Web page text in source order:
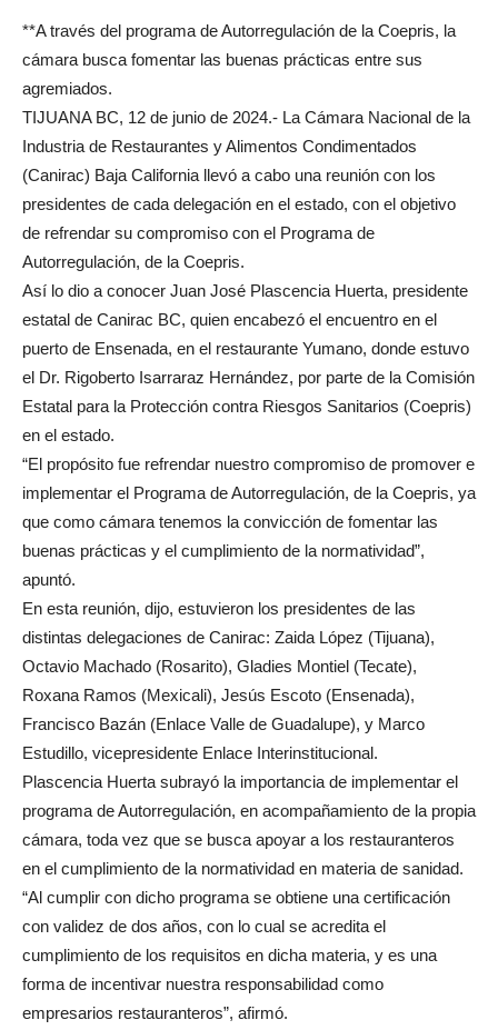
**A través del programa de Autorregulación de la Coepris, la
cámara busca fomentar las buenas prácticas entre sus
agremiados.
TIJUANA BC, 12 de junio de 2024.- La Cámara Nacional de la
Industria de Restaurantes y Alimentos Condimentados
(Canirac) Baja California llevó a cabo una reunión con los
presidentes de cada delegación en el estado, con el objetivo
de refrendar su compromiso con el Programa de
Autorregulación, de la Coepris.
Así lo dio a conocer Juan José Plascencia Huerta, presidente
estatal de Canirac BC, quien encabezó el encuentro en el
puerto de Ensenada, en el restaurante Yumano, donde estuvo
el Dr. Rigoberto Isarraraz Hernández, por parte de la Comisión
Estatal para la Protección contra Riesgos Sanitarios (Coepris)
en el estado.
“El propósito fue refrendar nuestro compromiso de promover e
implementar el Programa de Autorregulación, de la Coepris, ya
que como cámara tenemos la convicción de fomentar las
buenas prácticas y el cumplimiento de la normatividad”,
apuntó.
En esta reunión, dijo, estuvieron los presidentes de las
distintas delegaciones de Canirac: Zaida López (Tijuana),
Octavio Machado (Rosarito), Gladies Montiel (Tecate),
Roxana Ramos (Mexicali), Jesús Escoto (Ensenada),
Francisco Bazán (Enlace Valle de Guadalupe), y Marco
Estudillo, vicepresidente Enlace Interinstitucional.
Plascencia Huerta subrayó la importancia de implementar el
programa de Autorregulación, en acompañamiento de la propia
cámara, toda vez que se busca apoyar a los restauranteros
en el cumplimiento de la normatividad en materia de sanidad.
“Al cumplir con dicho programa se obtiene una certificación
con validez de dos años, con lo cual se acredita el
cumplimiento de los requisitos en dicha materia, y es una
forma de incentivar nuestra responsabilidad como
empresarios restauranteros”, afirmó.